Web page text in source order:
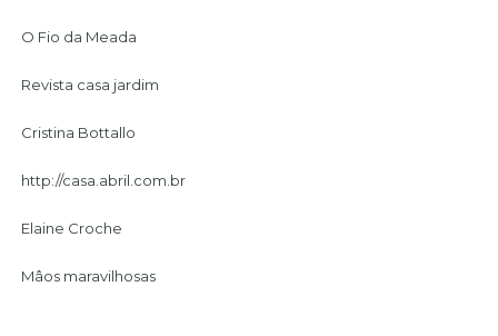
O Fio da Meada
Revista casa jardim
Cristina Bottallo
http://casa.abril.com.br
Elaine Croche
Mâos maravilhosas